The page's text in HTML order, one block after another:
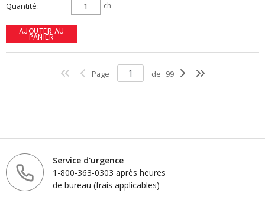
Quantité ch
AJOUTER AU
PANIER
Page de 99
Service d'urgence
1-800-363-0303 après heures
de bureau (frais applicables)